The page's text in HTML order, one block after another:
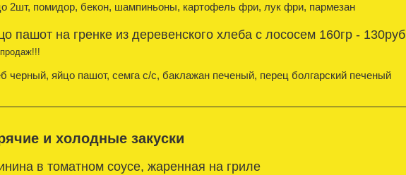
2шт, помидор, бекон, шампиньоны, картофель фри, лук фри, пармезан
пашот на гренке из деревенского хлеба с лососем 160гр - 130руб
черный, яйцо пашот, семга с/с, баклажан печеный, перец болгарский печеный
и холодные закуски
в томатном соусе, жаренная на гриле